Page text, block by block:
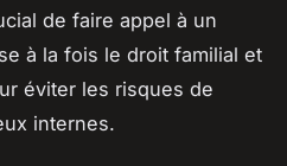
de faire appel à un
à la fois le droit familial et
éviter les risques de
internes.